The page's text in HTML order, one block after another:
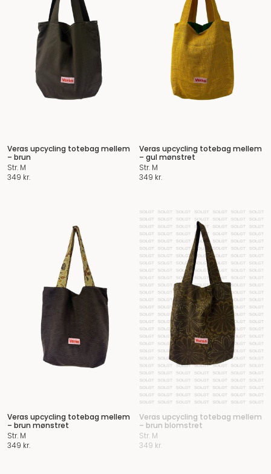
Veras upcycling totebag mellem
– brun
Str. M
349 kr.
Veras upcycling totebag mellem
– gul mønstret
Str. M
349 kr.
Veras upcycling totebag mellem
– brun mønstret
Str. M
349 kr.
Veras upcycling totebag mellem
– brun blomstret
Str. M
349 kr.